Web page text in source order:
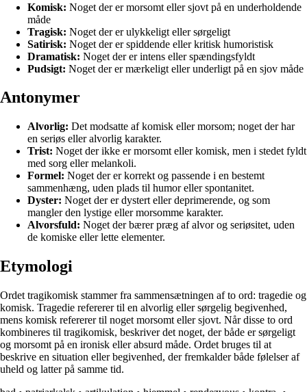
Komisk: Noget der er morsomt eller sjovt på en underholdende
måde
Tragisk: Noget der er ulykkeligt eller sørgeligt
Satirisk: Noget der er spiddende eller kritisk humoristisk
Dramatisk: Noget der er intens eller spændingsfyldt
Pudsigt: Noget der er mærkeligt eller underligt på en sjov måde
Antonymer
Alvorlig: Det modsatte af komisk eller morsom; noget der har
en seriøs eller alvorlig karakter.
Trist: Noget der ikke er morsomt eller komisk, men i stedet fyldt
med sorg eller melankoli.
Formel: Noget der er korrekt og passende i en bestemt
sammenhæng, uden plads til humor eller spontanitet.
Dyster: Noget der er dystert eller deprimerende, og som
mangler den lystige eller morsomme karakter.
Alvorsfuld: Noget der bærer præg af alvor og seriøsitet, uden
de komiske eller lette elementer.
Etymologi
Ordet tragikomisk stammer fra sammensætningen af to ord: tragedie og
komisk. Tragedie refererer til en alvorlig eller sørgelig begivenhed,
mens komisk refererer til noget morsomt eller sjovt. Når disse to ord
kombineres til tragikomisk, beskriver det noget, der både er sørgeligt
og morsomt på en ironisk eller absurd måde. Ordet bruges til at
beskrive en situation eller begivenhed, der fremkalder både følelser af
uheld og latter på samme tid.